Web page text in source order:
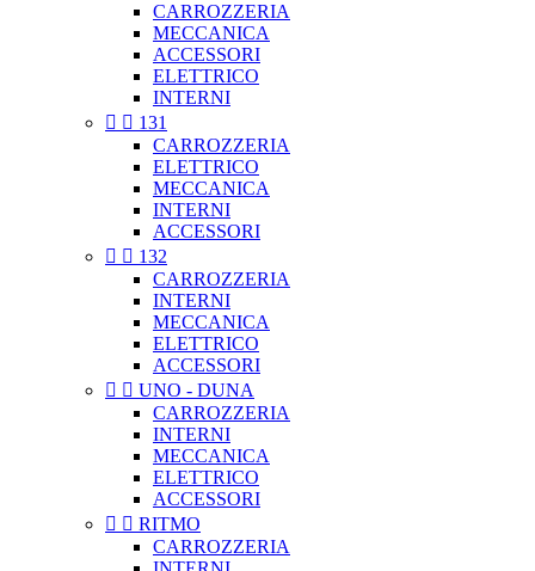
CARROZZERIA
MECCANICA
ACCESSORI
ELETTRICO
INTERNI
  131
CARROZZERIA
ELETTRICO
MECCANICA
INTERNI
ACCESSORI
  132
CARROZZERIA
INTERNI
MECCANICA
ELETTRICO
ACCESSORI
  UNO - DUNA
CARROZZERIA
INTERNI
MECCANICA
ELETTRICO
ACCESSORI
  RITMO
CARROZZERIA